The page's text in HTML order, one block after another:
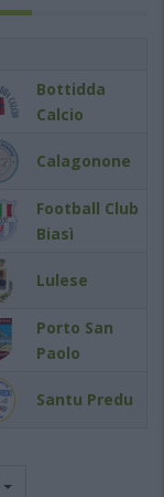
Bottidda
Calcio
Calagonone
Football Club
Biasì
Lulese
Porto San
Paolo
Santu Predu